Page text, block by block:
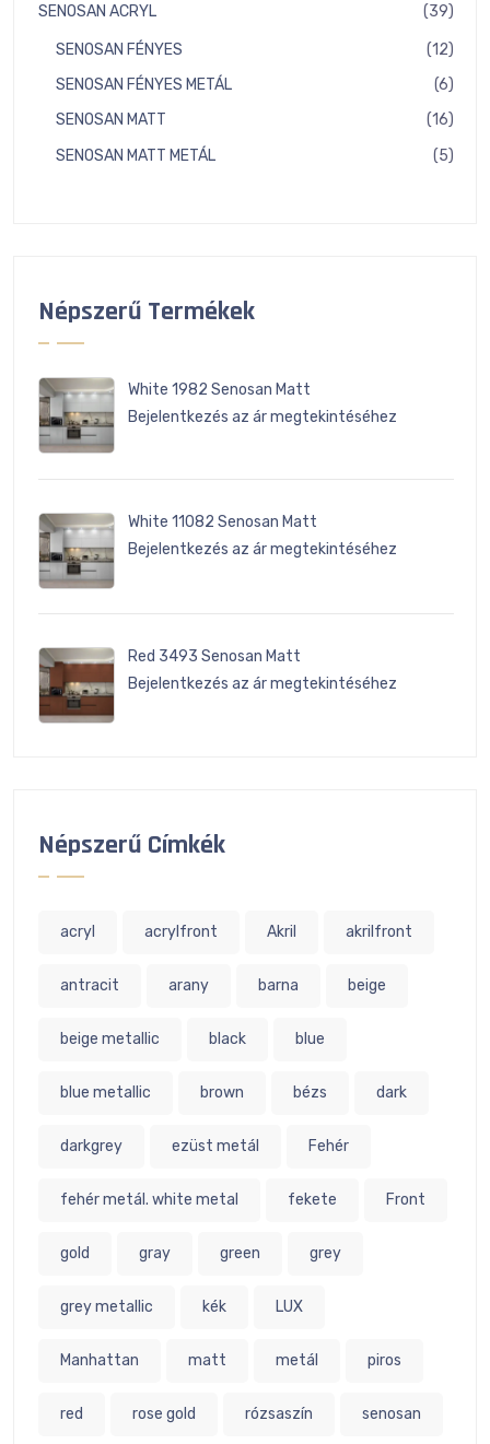
SENOSAN ACRYL 3939
SENOSAN FÉNYES 1212
SENOSAN FÉNYES METÁL 66
SENOSAN MATT 1616
SENOSAN MATT METÁL 55
Népszerű Termékek
White 1982 Senosan Matt
Bejelentkezés az ár megtekintéséhez
White 11082 Senosan Matt
Bejelentkezés az ár megtekintéséhez
Red 3493 Senosan Matt
Bejelentkezés az ár megtekintéséhez
Népszerű Címkék
acryl acrylfront Akril akrilfront
antracit arany barna beige
beige metallic black blue
blue metallic brown bézs dark
darkgrey ezüst metál Fehér
fehér metál. white metal fekete Front
gold gray green grey
grey metallic kék LUX
Manhattan matt metál piros
red rose gold rózsaszín senosan